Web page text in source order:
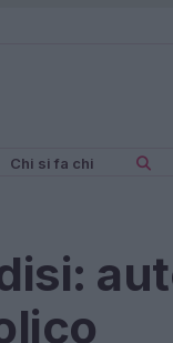
Chi si fa chi